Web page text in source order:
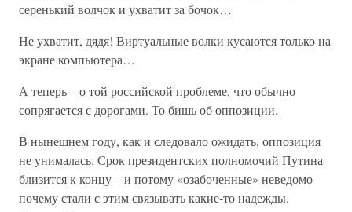
серенький волчок и ухватит за бочок…
Не ухватит, дядя! Виртуальные волки кусаются только на
экране компьютера…
А теперь – о той российской проблеме, что обычно
сопрягается с дорогами. То бишь об оппозиции.
В нынешнем году, как и следовало ожидать, оппозиция
не унималась. Срок президентских полномочий Путина
близится к концу – и потому «озабоченные» неведомо
почему стали с этим связывать какие-то надежды.